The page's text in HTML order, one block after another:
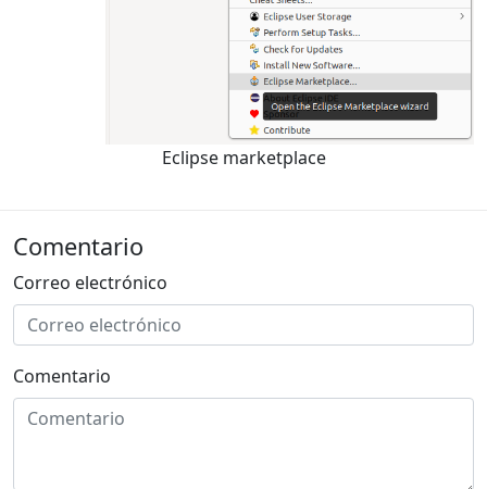
Eclipse marketplace
Comentario
Correo electrónico
Comentario